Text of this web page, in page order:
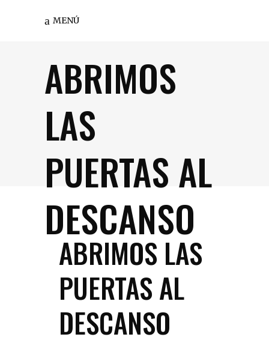
MENÚ
ABRIMOS
LAS
PUERTAS AL
DESCANSO
ABRIMOS LAS
PUERTAS AL
DESCANSO